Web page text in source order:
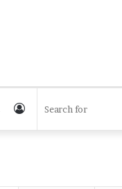
Log